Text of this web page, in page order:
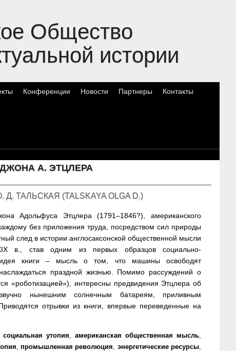
Общество
истории
Конференции Новости Партнеры Контакты
А. ЭТЦЛЕРА
Д. ТАЛЬСКАЯ (TALSKAYA OLGA D.)
Адольфуса Этцлера (1791–1846?), американского
без приложения труда, посредством сил природы
след в истории англосаксонской общественной мысли
в., став одним из первых образцов социально-
идея книги – мысль о том, что машины освободят
праздной жизнью. Помимо рассуждений о
«роботизацией»), интересны предвидения Этцлера об
нынешним солнечным батареям, приливным
отрывки из книги, впервые переведенные на
социальная утопия, американская общественная мысль,
,промышленная революция, энергетические ресурсы,